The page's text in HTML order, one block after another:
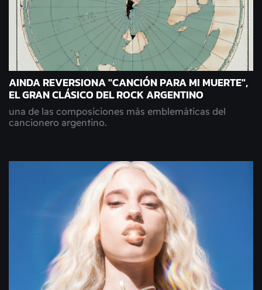
AINDA REVERSIONA "CANCIÓN PARA MI MUERTE",
EL GRAN CLÁSICO DEL ROCK ARGENTINO
una de las composiciones más emblemáticas del
cancionero argentino.